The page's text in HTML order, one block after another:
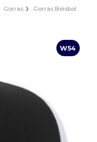
Gorras
Gorras Béisbol
W54